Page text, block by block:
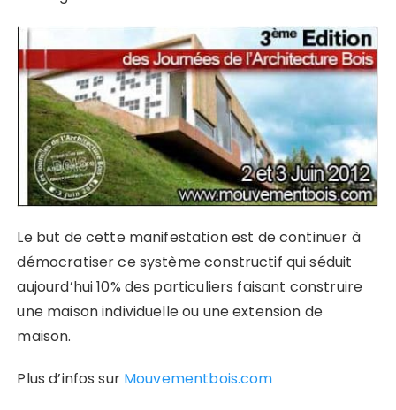
Le but de cette manifestation est de continuer à
démocratiser ce système constructif qui séduit
aujourd’hui 10% des particuliers faisant construire
une maison individuelle ou une extension de
maison.
Plus d’infos sur Mouvementbois.com